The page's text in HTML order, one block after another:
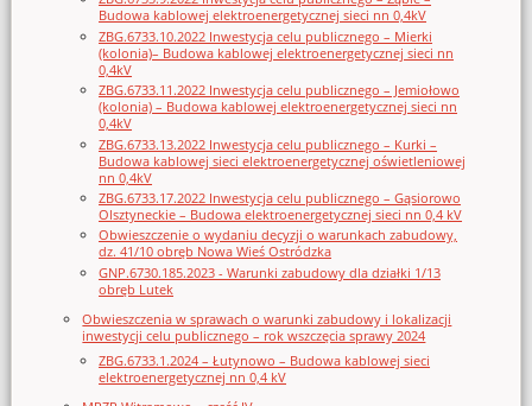
Budowa kablowej elektroenergetycznej sieci nn 0,4kV
ZBG.6733.10.2022 Inwestycja celu publicznego – Mierki
(kolonia)– Budowa kablowej elektroenergetycznej sieci nn
0,4kV
ZBG.6733.11.2022 Inwestycja celu publicznego – Jemiołowo
(kolonia) – Budowa kablowej elektroenergetycznej sieci nn
0,4kV
ZBG.6733.13.2022 Inwestycja celu publicznego – Kurki –
Budowa kablowej sieci elektroenergetycznej oświetleniowej
nn 0,4kV
ZBG.6733.17.2022 Inwestycja celu publicznego – Gąsiorowo
Olsztyneckie – Budowa elektroenergetycznej sieci nn 0,4 kV
Obwieszczenie o wydaniu decyzji o warunkach zabudowy,
dz. 41/10 obręb Nowa Wieś Ostródzka
GNP.6730.185.2023 - Warunki zabudowy dla działki 1/13
obręb Lutek
Obwieszczenia w sprawach o warunki zabudowy i lokalizacji
inwestycji celu publicznego – rok wszczęcia sprawy 2024
ZBG.6733.1.2024 – Łutynowo – Budowa kablowej sieci
elektroenergetycznej nn 0,4 kV